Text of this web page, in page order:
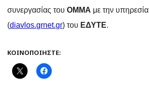
συνεργασίας του ΟΜΜΑ με την υπηρεσία
(diavlos.grnet.gr) του ΕΔΥΤΕ.
ΚΟΙΝΟΠΟΙΉΣΤΕ: